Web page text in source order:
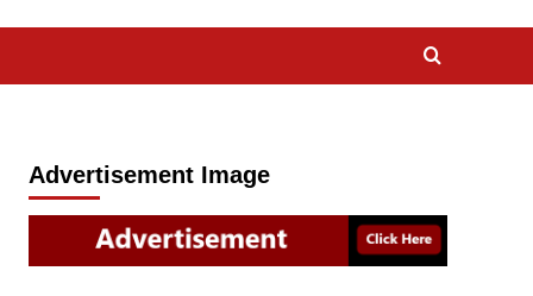
Advertisement Image